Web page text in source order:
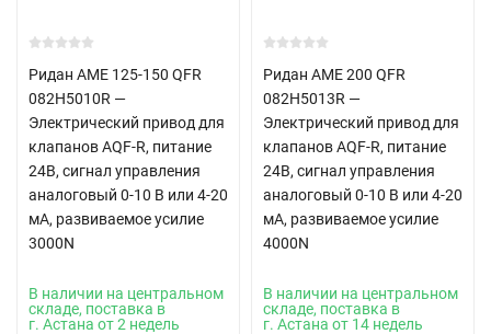
Ридан AME 125-150 QFR
082H5010R —
Электрический привод для
клапанов AQF-R, питание
24В, сигнал управления
аналоговый 0-10 В или 4-20
мА, развиваемое усилие
3000N
В наличии на центральном
складе, поставка в
г. Астана от 2 недель
Ридан AME 200 QFR
082H5013R —
Электрический привод для
клапанов AQF-R, питание
24В, сигнал управления
аналоговый 0-10 В или 4-20
мА, развиваемое усилие
4000N
В наличии на центральном
складе, поставка в
г. Астана от 14 недель